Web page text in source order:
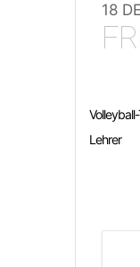
18
Lehrer